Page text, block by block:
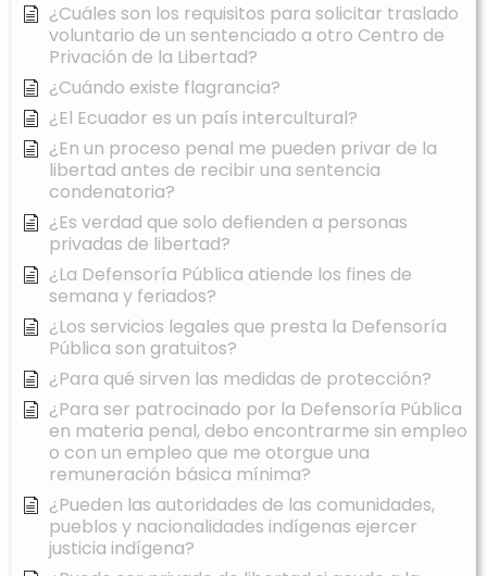
¿Cuáles son los requisitos para solicitar traslado
voluntario de un sentenciado a otro Centro de
Privación de la Libertad?
¿Cuándo existe flagrancia?
¿El Ecuador es un país intercultural?
¿En un proceso penal me pueden privar de la
libertad antes de recibir una sentencia
condenatoria?
¿Es verdad que solo defienden a personas
privadas de libertad?
¿La Defensoría Pública atiende los fines de
semana y feriados?
¿Los servicios legales que presta la Defensoría
Pública son gratuitos?
¿Para qué sirven las medidas de protección?
¿Para ser patrocinado por la Defensoría Pública
en materia penal, debo encontrarme sin empleo
o con un empleo que me otorgue una
remuneración básica mínima?
¿Pueden las autoridades de las comunidades,
pueblos y nacionalidades indígenas ejercer
justicia indígena?